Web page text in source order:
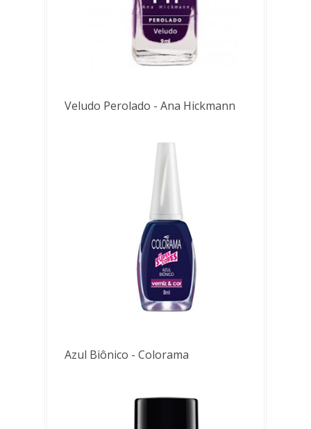
Veludo Perolado - Ana Hickmann
Azul Biônico - Colorama